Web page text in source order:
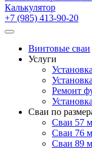
Калькулятор
+7 (985) 413-90-20
Винтовые сваи
Услуги
Ремонт
Сваи по
Сваи 57
Сваи 76
Сваи 89